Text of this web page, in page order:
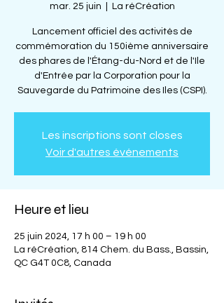
mar. 25 juin La réCréation
Lancement officiel des activités de
commémoration du 150ième anniversaire
des phares de l'Étang-du-Nord et de l'Ile
d'Entrée par la Corporation pour la
Sauvegarde du Patrimoine des Iles (CSPI).
Les inscriptions sont closes
Voir d'autres événements
Heure et lieu
25 juin 2024, 17 h 00 – 19 h 00
La réCréation, 814 Chem. du Bass., Bassin,
QC G4T 0C8, Canada